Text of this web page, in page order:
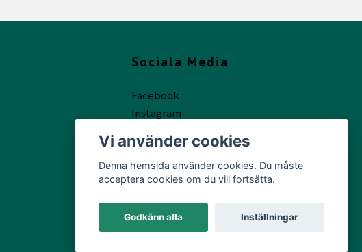
Sociala Media
Facebook
Instagram
Vi använder cookies
Denna hemsida använder cookies. Du måste
acceptera cookies om du vill fortsätta.
Godkänn alla Inställningar